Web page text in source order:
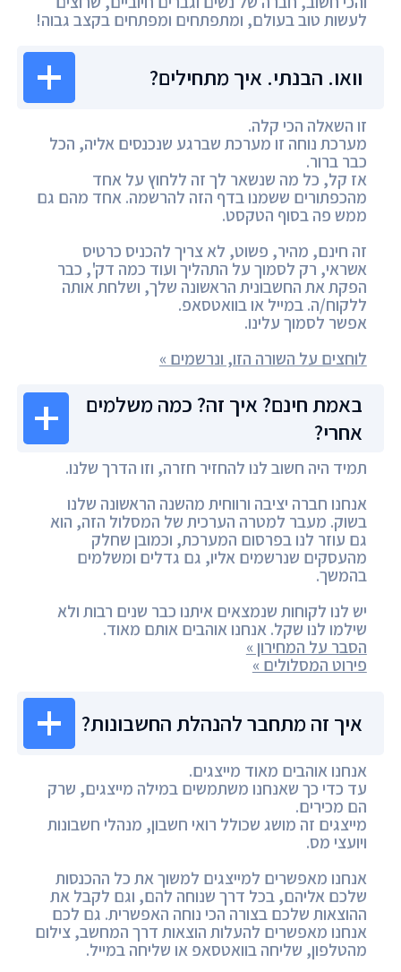
לעשות טוב בעולם, ומתפתחים ומפתחים בקצב גבוה!
וואו. הבנתי. איך מתחילים?
זו השאלה הכי קלה.
מערכת נוחה זו מערכת שברגע שנכנסים אליה, הכל
כבר ברור.
אז קל, כל מה שנשאר לך זה ללחוץ על אחד
מהכפתורים ששמנו בדף הזה להרשמה. אחד מהם גם
ממש פה בסוף הטקסט.
זה חינם, מהיר, פשוט, לא צריך להכניס כרטיס
אשראי, רק לסמוך על התהליך ועוד כמה דק', כבר
הפקת את החשבונית הראשונה שלך, ושלחת אותה
ללקוח/ה. במייל או בוואטסאפ.
אפשר לסמוך עלינו.
לוחצים על השורה הזו, ונרשמים »
באמת חינם? איך זה? כמה משלמים
אחרי?
תמיד היה חשוב לנו להחזיר חזרה, וזו הדרך שלנו.
אנחנו חברה יציבה ורווחית מהשנה הראשונה שלנו
בשוק. מעבר למטרה הערכית של המסלול הזה, הוא
גם עוזר לנו בפרסום המערכת, וכמובן שחלק
מהעסקים שנרשמים אליו, גם גדלים ומשלמים
בהמשך.
יש לנו לקוחות שנמצאים איתנו כבר שנים רבות ולא
שילמו לנו שקל. אנחנו אוהבים אותם מאוד.
הסבר על המחירון »
פירוט המסלולים »
איך זה מתחבר להנהלת החשבונות?
אנחנו אוהבים מאוד מייצגים.
עד כדי כך שאנחנו משתמשים במילה מייצגים, שרק
הם מכירים.
מייצגים זה מושג שכולל רואי חשבון, מנהלי חשבונות
ויועצי מס.
אנחנו מאפשרים למייצגים למשוך את כל ההכנסות
שלכם אליהם, בכל דרך שנוחה להם, וגם לקבל את
ההוצאות שלכם בצורה הכי נוחה האפשרית. גם לכם
אנחנו מאפשרים להעלות הוצאות דרך המחשב, צילום
מהטלפון, שליחה בוואטסאפ או שליחה במייל.